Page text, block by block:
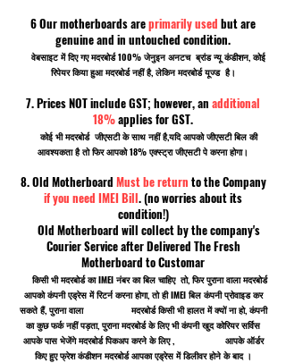
6 Our motherboards areprimarily used but are
genuine and in untouched condition.
वेबसाइट में दिए गए मदरबोर्ड 100% जेनुइन अनटच ब्रांड न्यू कंडीशन, कोई
रिपेयर किया हुआ मदरबोर्ड नहीं है, लेकिन मदरबोर्ड यूज्ड है।
7. Prices NOT include GST; however, an additional
18%applies for GST.
कोई भी मदरबोर्ड जीएसटी के साथ नहीं है,यदि आपको जीएसटी बिल की
आवश्यकता है तो फिर आपको 18% एक्स्ट्रा जीएसटी पे करना होगा।
8. Old Motherboard Must be return to the Company
if you need IMEI Bill. (no worries about its
condition!)
Old Motherboard will collect by the company's
Courier Service after Delivered The Fresh
Motherboard to Customar
किसी भी मदरबोर्ड का IMEI नंबर का बिल चाहिए तो, फिर पुराना वाला मदरबोर्ड
आपको कंपनी एड्रेस में रिटर्न करना होगा, तो ही IMEI बिल कंपनी प्रोवाइड कर
सकते हैं, पुराना वाला मदरबोर्ड किसी भी हालत में क्यों ना हो, कंपनी
का कुछ फर्क नहीं पड़ता, पुराना मदरबोर्ड के लिए भी कंपनी खुद कोरियर सर्विस
आपके पास भेजेंगे मदरबोर्ड पिकअप करने के लिए , आपके ऑर्डर
किए हुए फ्रेश कंडीशन मदरबोर्ड आपका एड्रेस में डिलीवर होने के बाद ।